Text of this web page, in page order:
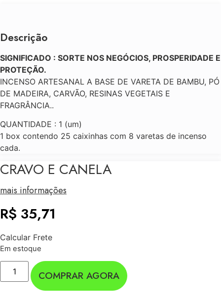
Descrição
SIGNIFICADO : SORTE NOS NEGÓCIOS, PROSPERIDADE E
PROTEÇÃO.
INCENSO ARTESANAL A BASE DE VARETA DE BAMBU, PÓ
DE MADEIRA, CARVÃO, RESINAS VEGETAIS E
FRAGRÂNCIA..
QUANTIDADE : 1 (um)
1 box contendo 25 caixinhas com 8 varetas de incenso
cada.
CRAVO E CANELA
mais informações
R$ 35,71
Calcular Frete
Em estoque
CRAVO
CANELA
quantidade
COMPRAR AGORA